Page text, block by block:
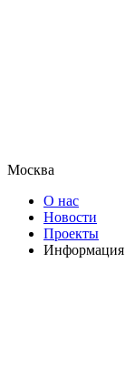
Москва
О нас
Новости
Проекты
Информация